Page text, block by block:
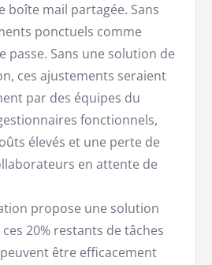
boîte mail partagée. Sans
ponctuels comme
passe. Sans une solution de
ces ajustements seraient
par des équipes du
fonctionnels,
élevés et une perte de
en attente de
propose une solution
20% restants de tâches
être efficacement